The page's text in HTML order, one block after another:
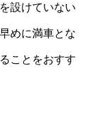
設けていない
めに満車とな
ことをおすす